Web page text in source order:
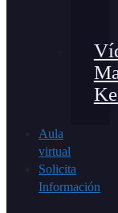
Aula
virtual
Solicita
Información